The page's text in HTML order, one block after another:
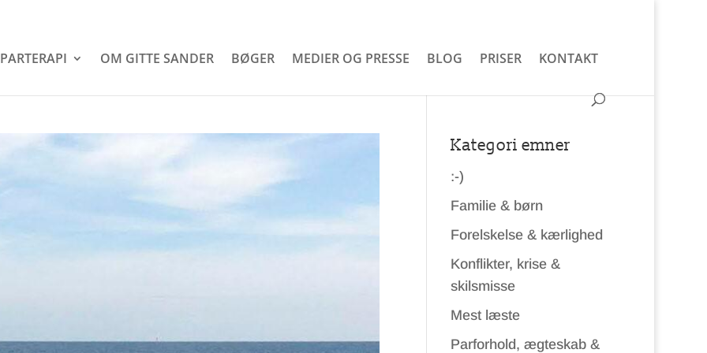
PARTERAPI OM GITTE SANDER BØGER MEDIER OG PRESSE BLOG PRISER KONTAKT
Kategori emner
:-)
Familie & børn
Forelskelse & kærlighed
Konflikter, krise &
skilsmisse
Mest læste
Parforhold, ægteskab &